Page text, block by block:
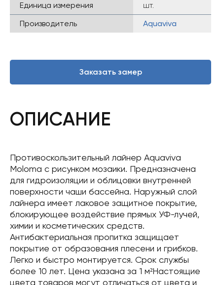
Единица измерения
шт.
Производитель
Aquaviva
Заказать замер
ОПИСАНИЕ
Противоскользительный лайнер Aquaviva
Moloma с рисунком мозаики. Предназначена
для гидроизоляции и облицовки внутренней
поверхности чаши бассейна. Наружный слой
лайнера имеет лаковое защитное покрытие,
блокирующее воздействие прямых УФ-лучей,
химии и косметических средств.
Антибактериальная пропитка защищает
покрытие от образования плесени и грибков.
Легко и быстро монтируется. Срок службы
более 10 лет. Цена указана за 1 м²Настоящие
цвета товаров могут отличаться от цвета и